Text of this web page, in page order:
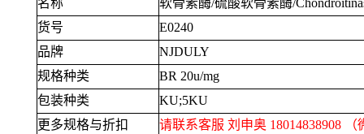
名称 软骨素酶/硫酸软骨素酶/
货号
E0240
品牌
NJDULY
规格种类
BR 20u/mg
包装种类
KU;5KU
更多规格与折扣
请联系客服 刘申奥 18014838908